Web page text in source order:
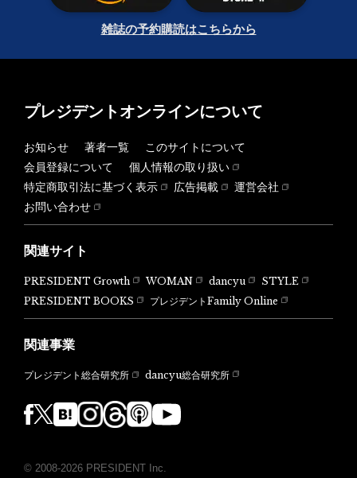
雑誌の予約購読はこちらから
プレジデントオンラインについて
お知らせ 著者一覧
このサイトについて
会員登録について
個人情報の取り扱い
特定商取引法に基づく表示
広告掲載
運営会社
お問い合わせ
関連サイト
PRESIDENT Growth WOMAN dancyu
STYLE
PRESIDENT BOOKS
プレジデントFamily Online
関連事業
プレジデント総合研究所 dancyu総合研究所
© 2008-2026 PRESIDENT Inc.